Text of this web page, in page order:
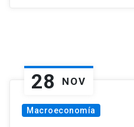
28 NOV
Macroeconomía